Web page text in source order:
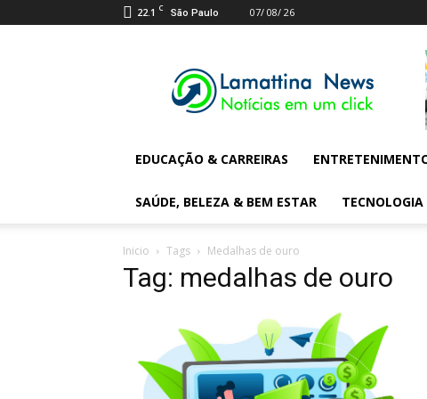
22.1 C São Paulo 07/ 08/ 26
Digital
News
EDUCAÇÃO & CARREIRAS
SAÚDE, BELEZA & BEM ESTAR TECNOLOGIA
Inicio Tags Medalhas de ouro
Tag: medalhas de ouro